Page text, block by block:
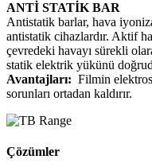
ANTİ STATİK BAR
Antistatik barlar, hava
antistatik cihazlardır. Aktif
çevredeki havayı sürekli
statik elektrik yükünü
Avantajları: Filmin
sorunları ortadan kaldırır.
Çözümler